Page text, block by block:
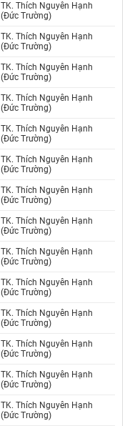
TK. Thích Nguyên Hạnh
(Đức Trường)
TK. Thích Nguyên Hạnh
(Đức Trường)
TK. Thích Nguyên Hạnh
(Đức Trường)
TK. Thích Nguyên Hạnh
(Đức Trường)
TK. Thích Nguyên Hạnh
(Đức Trường)
TK. Thích Nguyên Hạnh
(Đức Trường)
TK. Thích Nguyên Hạnh
(Đức Trường)
TK. Thích Nguyên Hạnh
(Đức Trường)
TK. Thích Nguyên Hạnh
(Đức Trường)
TK. Thích Nguyên Hạnh
(Đức Trường)
TK. Thích Nguyên Hạnh
(Đức Trường)
TK. Thích Nguyên Hạnh
(Đức Trường)
TK. Thích Nguyên Hạnh
(Đức Trường)
TK. Thích Nguyên Hạnh
(Đức Trường)